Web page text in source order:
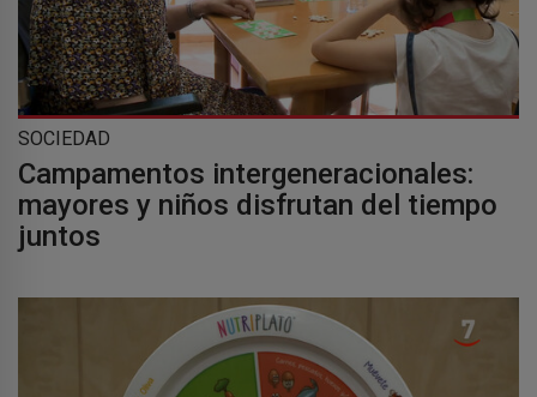
SOCIEDAD
Campamentos intergeneracionales:
mayores y niños disfrutan del tiempo
juntos